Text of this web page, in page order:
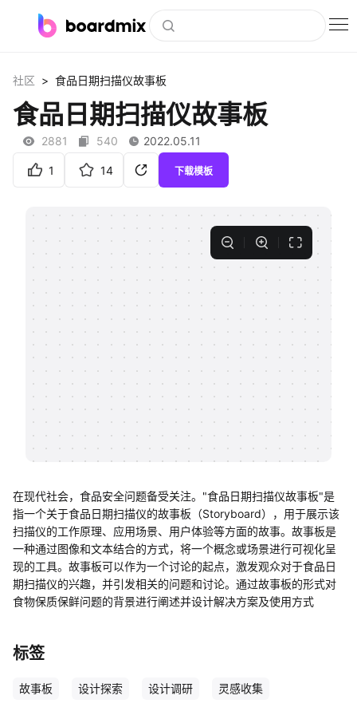
社区资源
下载
会员
私有化部署
支持
帮助中心
社区 > 食品日期扫描仪故事板
食品日期扫描仪故事板
2881 540 2022.05.11
1 14 下载模板
在现代社会，食品安全问题备受关注。"食品日期扫描仪故事板"是
指一个关于食品日期扫描仪的故事板（Storyboard），用于展示该
扫描仪的工作原理、应用场景、用户体验等方面的故事。故事板是
一种通过图像和文本结合的方式，将一个概念或场景进行可视化呈
现的工具。故事板可以作为一个讨论的起点，激发观众对于食品日
期扫描仪的兴趣，并引发相关的问题和讨论。通过故事板的形式对
食物保质保鲜问题的背景进行阐述并设计解决方案及使用方式
标签
故事板 设计探索 设计调研 灵感收集